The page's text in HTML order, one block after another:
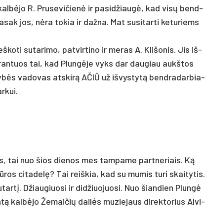
R. Pru­se­vi­čienė ir pa­si­džiaugė, kad visų bend­
jos, nėra to­kia ir daž­na. Mat su­si­tar­ti ke­tu­riems
su­ta­ri­mo, pa­tvir­ti­no ir me­ras A. Kli­šo­nis. Jis iš­
tai, kad Plungė­je vyks dar dau­giau aukš­tos
va­do­vas at­skirą AČIŪ už iš­vys­tytą bend­ra­dar­bia­
tai nuo šios die­nos mes tam­pa­me par­tne­riais. Ką
ci­ta­delę? Tai reiš­kia, kad su mu­mis tu­ri skai­ty­tis.
Džiau­giuo­si ir did­žiuo­juo­si. Nuo šian­dien Plungė
kalbė­jo Že­mai­čių dailės mu­zie­jaus di­rek­to­rius Al­vi­